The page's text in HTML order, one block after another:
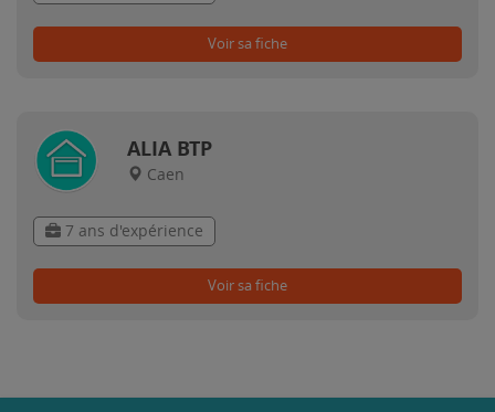
Voir sa fiche
ALIA BTP
Caen
7 ans d'expérience
Voir sa fiche